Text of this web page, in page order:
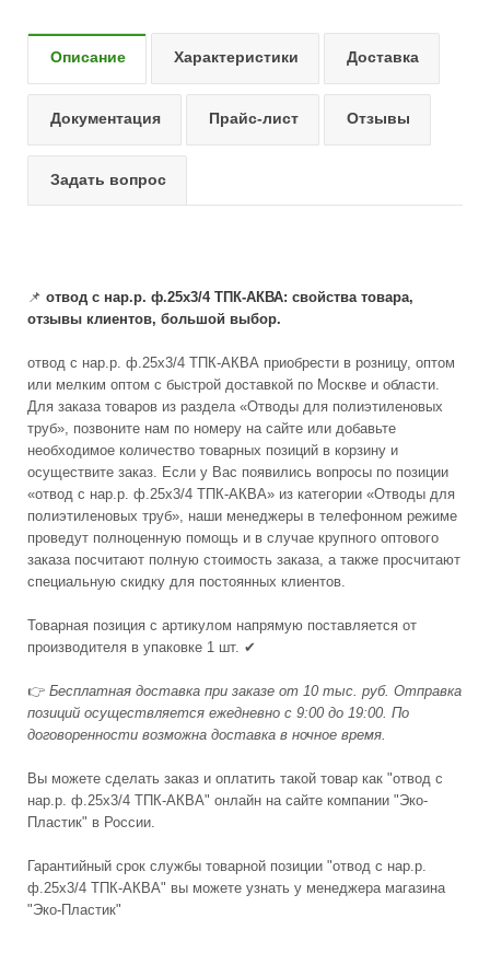
Описание Характеристики Доставка
Документация Прайс-лист Отзывы
Задать вопрос
📌 отвод с нар.р. ф.25х3/4 ТПК-АКВА: свойства товара,
отзывы клиентов, большой выбор.
отвод с нар.р. ф.25х3/4 ТПК-АКВА приобрести в розницу, оптом
или мелким оптом с быстрой доставкой по Москве и области.
Для заказа товаров из раздела «Отводы для полиэтиленовых
труб», позвоните нам по номеру на сайте или добавьте
необходимое количество товарных позиций в корзину и
осуществите заказ. Если у Вас появились вопросы по позиции
«отвод с нар.р. ф.25х3/4 ТПК-АКВА» из категории «Отводы для
полиэтиленовых труб», наши менеджеры в телефонном режиме
проведут полноценную помощь и в случае крупного оптового
заказа посчитают полную стоимость заказа, а также просчитают
специальную скидку для постоянных клиентов.
Товарная позиция с артикулом напрямую поставляется от
производителя в упаковке 1 шт. ✔
👉 Бесплатная доставка при заказе от 10 тыс. руб. Отправка
позиций осуществляется ежедневно с 9:00 до 19:00. По
договоренности возможна доставка в ночное время.
Вы можете сделать заказ и оплатить такой товар как "отвод с
нар.р. ф.25х3/4 ТПК-АКВА" онлайн на сайте компании "Эко-
Пластик" в России.
Гарантийный срок службы товарной позиции "отвод с нар.р.
ф.25х3/4 ТПК-АКВА" вы можете узнать у менеджера магазина
"Эко-Пластик"